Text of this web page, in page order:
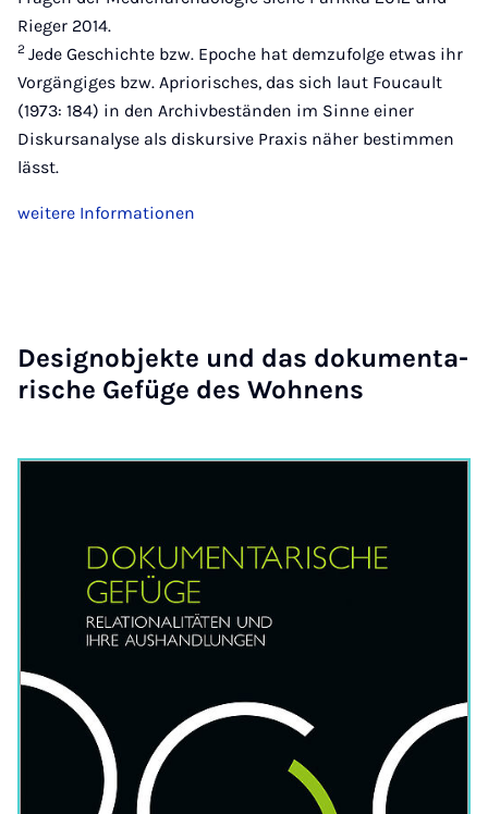
Rieger 2014.
2 Jede Geschichte bzw. Epoche hat demzufolge etwas ihr
Vorgängiges bzw. Apriorisches, das sich laut Foucault
(1973: 184) in den Archivbeständen im Sinne einer
Diskursanalyse als diskursive Praxis näher bestimmen
lässt.
weitere Informationen
De­si­gnob­jek­te und das do­ku­men­ta­
ri­sche Ge­fü­ge des Woh­nens